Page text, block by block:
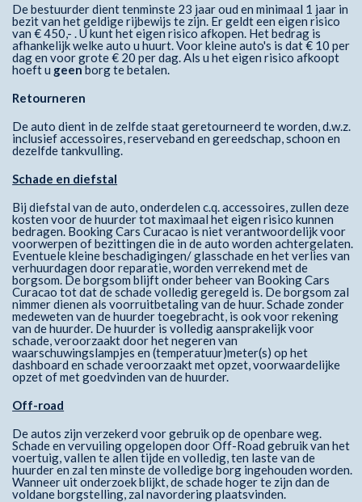
De bestuurder dient tenminste 23 jaar oud en minimaal 1 jaar in
bezit van het geldige rijbewijs te zijn. Er geldt een eigen risico
van € 450,- . U kunt het eigen risico afkopen. Het bedrag is
afhankelijk welke auto u huurt. Voor kleine auto's is dat € 10 per
dag en voor grote € 20 per dag. Als u het eigen risico afkoopt
hoeft u geenborg te betalen.
Retourneren
De auto dient in de zelfde staat geretourneerd te worden, d.w.z.
inclusief accessoires, reserveband en gereedschap, schoon en
dezelfde tankvulling.
Schade en diefstal
Bij diefstal van de auto, onderdelen c.q. accessoires, zullen deze
kosten voor de huurder tot maximaal het eigen risico kunnen
bedragen. Booking Cars Curacao is niet verantwoordelijk voor
voorwerpen of bezittingen die in de auto worden achtergelaten.
Eventuele kleine beschadigingen/ glasschade en het verlies van
verhuurdagen door reparatie, worden verrekend met de
borgsom. De borgsom blijft onder beheer van Booking Cars
Curacao tot dat de schade volledig geregeld is. De borgsom zal
nimmer dienen als voorruitbetaling van de huur. Schade zonder
medeweten van de huurder toegebracht, is ook voor rekening
van de huurder. De huurder is volledig aansprakelijk voor
schade, veroorzaakt door het negeren van
waarschuwingslampjes en (temperatuur)meter(s) op het
dashboard en schade veroorzaakt met opzet, voorwaardelijke
opzet of met goedvinden van de huurder.
Off-road
De autos zijn verzekerd voor gebruik op de openbare weg.
Schade en vervuiling opgelopen door Off-Road gebruik van het
voertuig, vallen te allen tijde en volledig, ten laste van de
huurder en zal ten minste de volledige borg ingehouden worden.
Wanneer uit onderzoek blijkt, de schade hoger te zijn dan de
voldane borgstelling, zal navordering plaatsvinden.